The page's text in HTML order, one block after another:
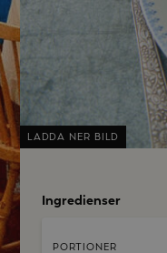
LADDA NER BILD
Ingredienser
PORTIONER